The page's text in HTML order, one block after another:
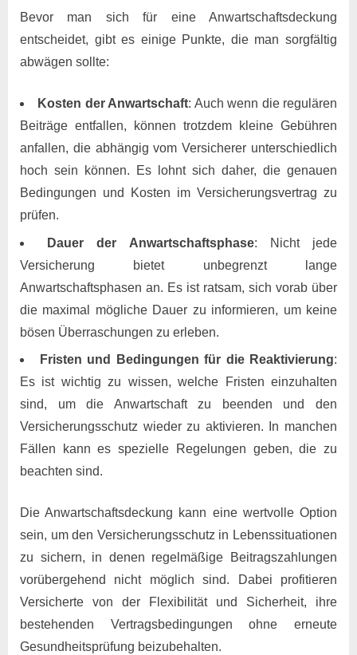
Bevor man sich für eine Anwartschaftsdeckung
entscheidet, gibt es einige Punkte, die man sorgfältig
abwägen sollte:
Kosten der Anwartschaft: Auch wenn die regulären
Beiträge entfallen, können trotzdem kleine Gebühren
anfallen, die abhängig vom Versicherer unterschiedlich
hoch sein können. Es lohnt sich daher, die genauen
Bedingungen und Kosten im Versicherungsvertrag zu
prüfen.
Dauer der Anwartschaftsphase: Nicht jede
Versicherung bietet unbegrenzt lange
Anwartschaftsphasen an. Es ist ratsam, sich vorab über
die maximal mögliche Dauer zu informieren, um keine
bösen Überraschungen zu erleben.
Fristen und Bedingungen für die Reaktivierung:
Es ist wichtig zu wissen, welche Fristen einzuhalten
sind, um die Anwartschaft zu beenden und den
Versicherungsschutz wieder zu aktivieren. In manchen
Fällen kann es spezielle Regelungen geben, die zu
beachten sind.
Die Anwartschaftsdeckung kann eine wertvolle Option
sein, um den Versicherungsschutz in Lebenssituationen
zu sichern, in denen regelmäßige Beitragszahlungen
vorübergehend nicht möglich sind. Dabei profitieren
Versicherte von der Flexibilität und Sicherheit, ihre
bestehenden Vertragsbedingungen ohne erneute
Gesundheitsprüfung beizubehalten.